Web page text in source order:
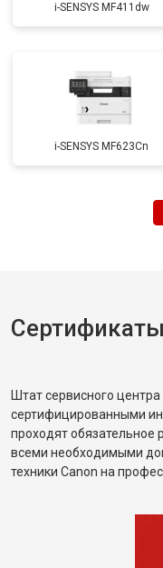
i-SENSYS MF411dw
i-SENSYS MF623Cn
Штат сервисного
сертифицированными
проходят обязательное
всеми необходимыми
техники Canon на